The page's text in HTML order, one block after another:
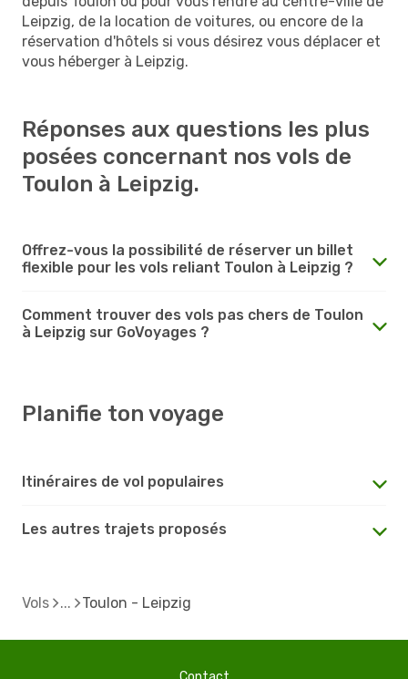
Leipzig, de la location de voitures, ou encore de la
réservation d'hôtels si vous désirez vous déplacer et
vous héberger à Leipzig.
Réponses aux questions les plus
posées concernant nos vols de
Toulon à Leipzig.
Offrez-vous la possibilité de réserver un billet
flexible pour les vols reliant Toulon à Leipzig ?
Comment trouver des vols pas chers de Toulon
à Leipzig sur GoVoyages ?
Planifie ton voyage
Itinéraires de vol populaires
Les autres trajets proposés
Vols Toulon - Leipzig